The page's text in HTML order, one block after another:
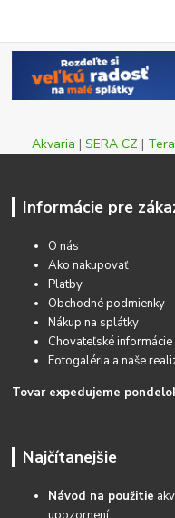
Akvaria | SERA CZ |
Informácie pre
O nás
Ako nakupovať
Platby
Obchodné podmienky
Nákup na splátky
Chovateľské informácie
Fotogaléria a naše
Tovar expedujeme
Najčítanejšie
Návod na použitie